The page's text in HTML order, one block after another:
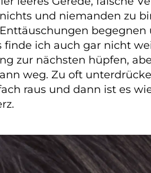
und niemanden zu
begegnen
finde ich auch gar nicht
zur nächsten hüpfen,
weg. Zu oft
raus und dann ist es